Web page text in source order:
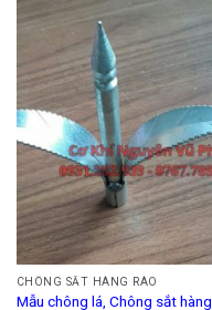
CHÔNG SẮT HÀNG RÀO
Mẫu chông lá, Chông sắt hàng